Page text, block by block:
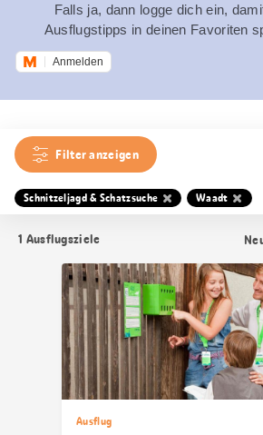
Falls ja, dann logge dich ein,
Ausflugstipps in deinen Favoriten
Anmelden
Filter anzeigen
Schnitzeljagd & Schatzsuche Waadt
1 Ausflugsziele
Ausflug